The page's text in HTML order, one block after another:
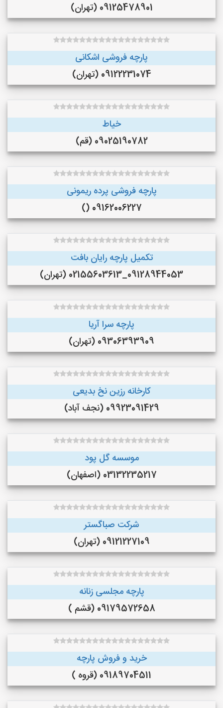
09125478901 (تهران)
پارچه فروشی اشکانی
09122231074 (تهران)
خیاط
09025190782 (قم)
پارچه فروشی پرده ریمونی
09162006227 ()
تکمیل پارچه رایان بافت
09128944053_02155603613 (تهران)
پارچه سرا آریا
09306393909 (تهران)
کارخانه رزین نخ بدیعی
09923091429 (نجف‌ آباد)
موسسه گل پود
03132235217 (اصفهان)
شرکت صباگستر
09121227109 (تهران)
پارچه مجلسی زنانه
09179572658 (قشم )
خرید و فروش پارچه
09189704511 (قروه )